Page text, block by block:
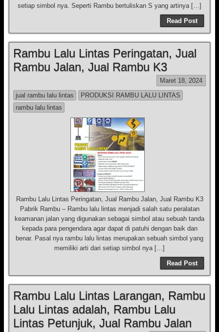
setiap simbol nya. Seperti Rambu bertuliskan S yang artinya […]
Read Post
Rambu Lalu Lintas Peringatan, Jual
Rambu Jalan, Jual Rambu K3
Maret 18, 2024
jual rambu lalu lintas
PRODUKSI RAMBU LALU LINTAS
rambu lalu lintas
Rambu Lalu Lintas Peringatan, Jual Rambu Jalan, Jual Rambu K3
Pabrik Rambu – Rambu lalu lintas menjadi salah satu peralatan
keamanan jalan yang digunakan sebagai simbol atau sebuah tanda
kepada para pengendara agar dapat di patuhi dengan baik dan
benar. Pasal nya rambu lalu lintas merupakan sebuah simbol yang
memiliki arti dari setiap simbol nya […]
Read Post
Rambu Lalu Lintas Larangan, Rambu
Lalu Lintas adalah, Rambu Lalu
Lintas Petunjuk, Jual Rambu Jalan